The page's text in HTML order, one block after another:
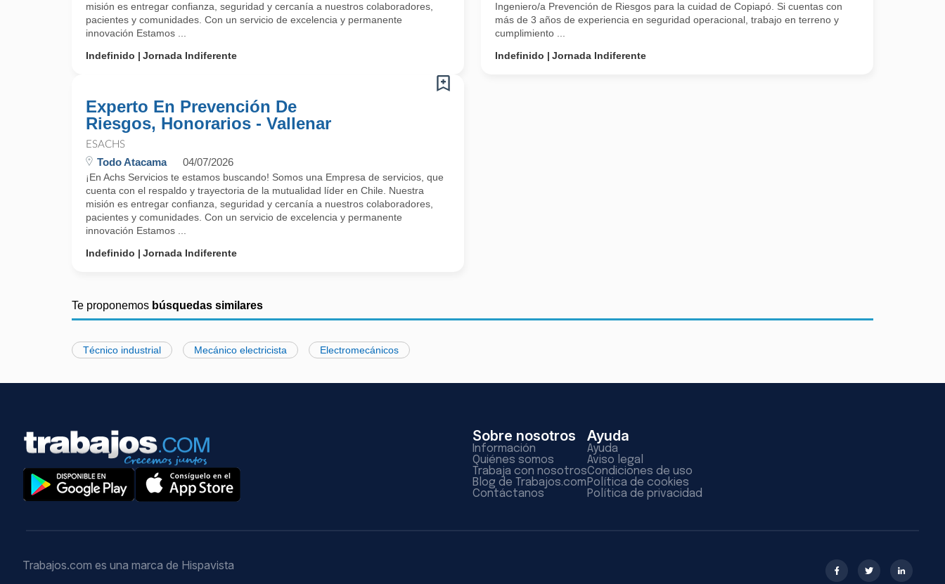
misión es entregar confianza, seguridad y cercanía a nuestros colaboradores,
pacientes y comunidades. Con un servicio de excelencia y permanente
innovación Estamos ...
Indefinido
Jornada Indiferente
Ingeniero/a Prevención de Riesgos para la cuidad de Copiapó. Si cuentas con
más de 3 años de experiencia en seguridad operacional, trabajo en terreno y
cumplimiento ...
Indefinido
Jornada Indiferente
Experto En Prevención De
Riesgos, Honorarios - Vallenar
ESACHS
Todo Atacama 04/07/2026
¡En Achs Servicios te estamos buscando! Somos una Empresa de servicios, que
cuenta con el respaldo y trayectoria de la mutualidad líder en Chile. Nuestra
misión es entregar confianza, seguridad y cercanía a nuestros colaboradores,
pacientes y comunidades. Con un servicio de excelencia y permanente
innovación Estamos ...
Indefinido
Jornada Indiferente
Te proponemos búsquedas similares
Técnico industrial Mecánico electricista Electromecánicos
Sobre nosotros
Información
Quiénes somos
Trabaja con nosotros
Blog de Trabajos.com
Contáctanos
Ayuda
Ayuda
Aviso legal
Condiciones de uso
Política de cookies
Política de privacidad
Trabajos.com es una marca de Hispavista